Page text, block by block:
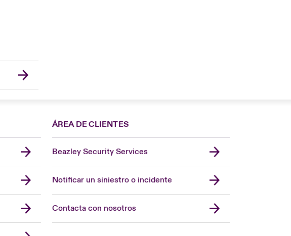
ÁREA DE CLIENTES
Beazley Security Services
Notificar un siniestro o incidente
Contacta con nosotros
United Kingdom
Asia Pacific